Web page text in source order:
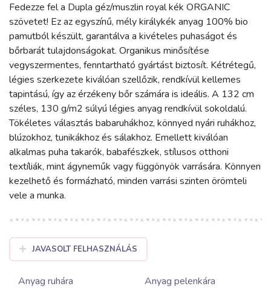
Fedezze fel a Dupla géz/muszlin royal kék ORGANIC
szövetet! Ez az egyszínű, mély királykék anyag 100% bio
pamutból készült, garantálva a kivételes puhaságot és
bőrbarát tulajdonságokat. Organikus minősítése
vegyszermentes, fenntartható gyártást biztosít. Kétrétegű,
légies szerkezete kiválóan szellőzik, rendkívül kellemes
tapintású, így az érzékeny bőr számára is ideális. A 132 cm
széles, 130 g/m2 súlyú légies anyag rendkívül sokoldalú.
Tökéletes választás babaruhákhoz, könnyed nyári ruhákhoz,
blúzokhoz, tunikákhoz és sálakhoz. Emellett kiválóan
alkalmas puha takarók, babafészkek, stílusos otthoni
textíliák, mint ágyneműk vagy függönyök varrására. Könnyen
kezelhető és formázható, minden varrási szinten örömteli
vele a munka.
JAVASOLT FELHASZNÁLÁS
Anyag ruhára
Anyag pelenkára